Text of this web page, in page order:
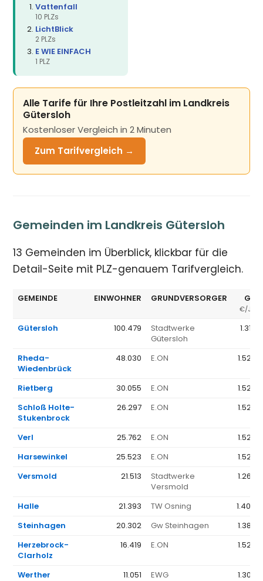
Vattenfall
10 PLZs
LichtBlick
2 PLZs
E WIE EINFACH
1 PLZ
Alle Tarife für Ihre Postleitzahl im Landkreis
Gütersloh
Kostenloser Vergleich in 2 Minuten
Zum Tarifvergleich →
Gemeinden im Landkreis Gütersloh
13 Gemeinden im Überblick, klickbar für die
Detail-Seite mit PLZ-genauem Tarifvergleich.
GEMEINDE EINWOHNER GRUNDVERSORGER GV
€/
Gütersloh 100.479
Stadtwerke
Gütersloh
1.315
Rheda-
Wiedenbrück
48.030 E.ON 1.523
Rietberg 30.055 E.ON
1.523
Schloß Holte-
Stukenbrock
26.297 E.ON 1.523
Verl 25.762 E.ON
1.523
Harsewinkel
25.523 E.ON
1.523
Versmold
21.513
Stadtwerke
Versmold
1.262
Halle 21.393 TW Osning
1.404
Steinhagen
20.302 Gw Steinhagen
1.383
Herzebrock-
Clarholz
16.419 E.ON 1.523
Werther 11.051 EWG
1.305